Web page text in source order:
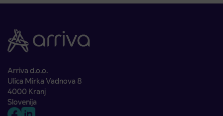
Arriva d.o.o.
Ulica Mirka Vadnova 8
4000 Kranj
Slovenija